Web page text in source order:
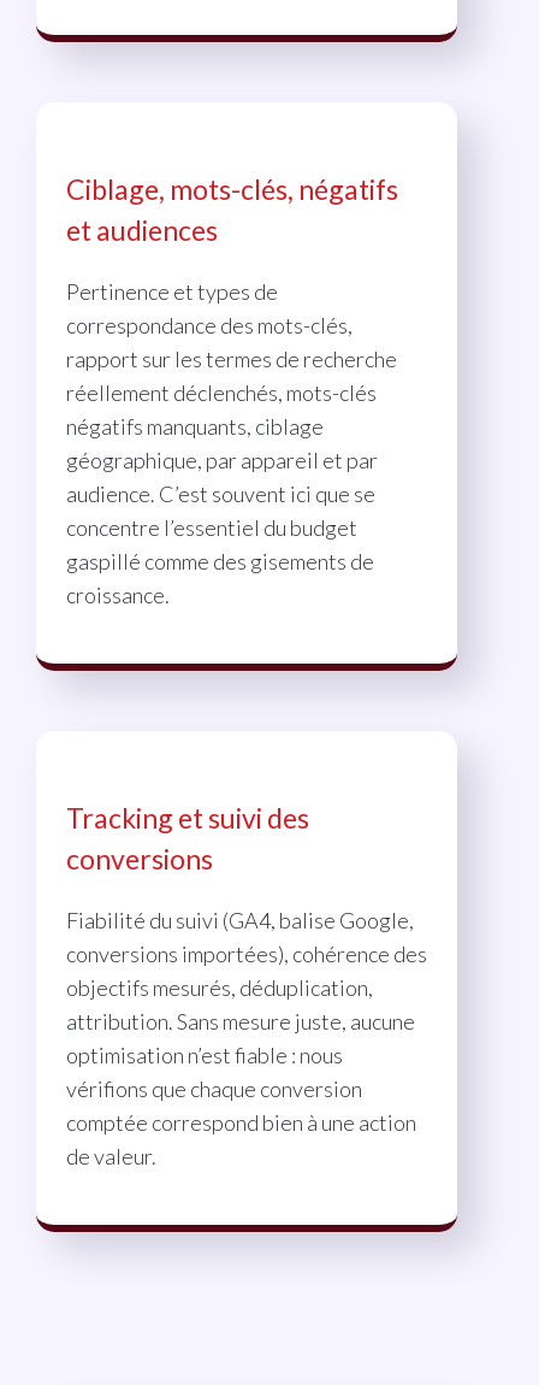
Ciblage, mots-clés, négatifs
et audiences
Pertinence et types de
correspondance des mots-clés,
rapport sur les termes de recherche
réellement déclenchés, mots-clés
négatifs manquants, ciblage
géographique, par appareil et par
audience. C’est souvent ici que se
concentre l’essentiel du budget
gaspillé comme des gisements de
croissance.
Tracking et suivi des
conversions
Fiabilité du suivi (GA4, balise Google,
conversions importées), cohérence des
objectifs mesurés, déduplication,
attribution. Sans mesure juste, aucune
optimisation n’est fiable : nous
vérifions que chaque conversion
comptée correspond bien à une action
de valeur.